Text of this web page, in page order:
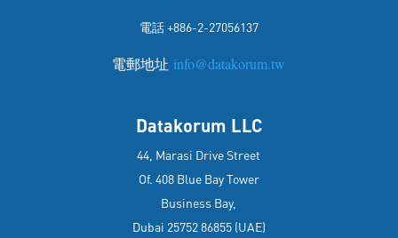
電話 +886-2-27056137
電郵地址 info@datakorum.tw
Datakorum LLC
44, Marasi Drive Street
Of. 408 Blue Bay Tower
Business Bay,
Dubai 25752 86855 (UAE)